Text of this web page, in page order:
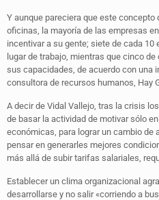
Y aunque pareciera que este concepto
oficinas, la mayoría de las empresas
incentivar a su gente; siete de cada
lugar de trabajo, mientras que cinco
sus capacidades, de acuerdo con una
consultora de recursos humanos, Hay
A decir de Vidal Vallejo, tras la crisis
de basar la actividad de motivar sólo
económicas, para lograr un cambio de
pensar en generarles mejores
más allá de subir tarifas salariales,
Establecer un clima organizacional
desarrollarse y no salir «corriendo a